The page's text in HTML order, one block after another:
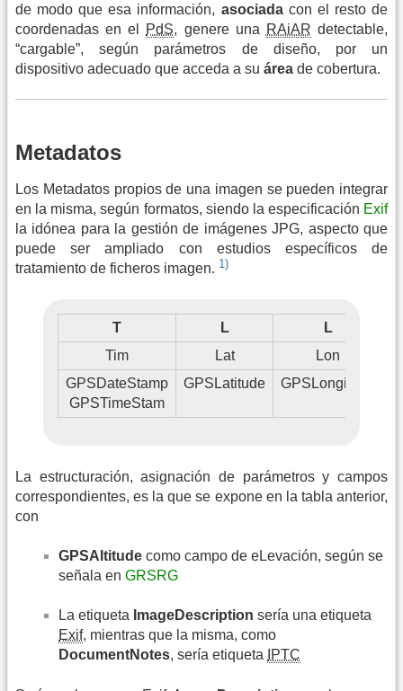
de modo que esa información, asociadacon el resto de
coordenadas en el PdS, genere una RAiAR detectable,
“cargable”, según parámetros de diseño, por un
dispositivo adecuado que acceda a su área de cobertura.
Metadatos
Los Metadatos propios de una imagen se pueden integrar
en la misma, según formatos, siendo la especificación Exif
la idónea para la gestión de imágenes JPG, aspecto que
puede ser ampliado con estudios específicos de
tratamiento de ficheros imagen. 1)
T L
L
Tim
Lat
Lon
GPSDateStamp
GPSTimeStam
GPSLatitude GPSLongitude
La estructuración, asignación de parámetros y campos
correspondientes, es la que se expone en la tabla anterior,
con
GPSAltitude como campo de eLevación, según se
señala en GRSRG
La etiqueta ImageDescription sería una etiqueta
Exif, mientras que la misma, como
DocumentNotes, sería etiqueta IPTC